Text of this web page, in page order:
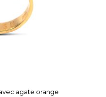
agate orange